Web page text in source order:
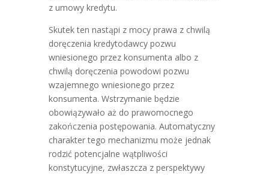
z umowy kredytu.
Skutek ten nastąpi z mocy prawa z chwilą
doręczenia kredytodawcy pozwu
wniesionego przez konsumenta albo z
chwilą doręczenia powodowi pozwu
wzajemnego wniesionego przez
konsumenta. Wstrzymanie będzie
obowiązywało aż do prawomocnego
zakończenia postępowania. Automatyczny
charakter tego mechanizmu może jednak
rodzić potencjalne wątpliwości
konstytucyjne, zwłaszcza z perspektywy